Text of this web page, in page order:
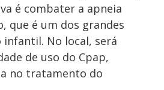
é combater a apneia
que é um dos grandes
infantil. No local, será
de uso do Cpap,
no tratamento do